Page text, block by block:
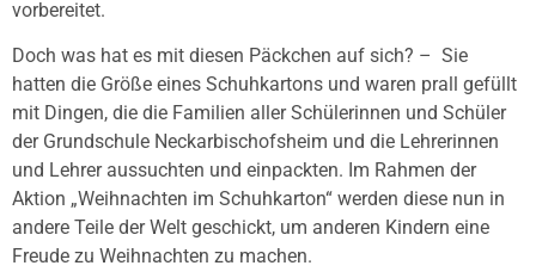
vorbereitet.
Doch was hat es mit diesen Päckchen auf sich? – Sie
hatten die Größe eines Schuhkartons und waren prall gefüllt
mit Dingen, die die Familien aller Schülerinnen und Schüler
der Grundschule Neckarbischofsheim und die Lehrerinnen
und Lehrer aussuchten und einpackten. Im Rahmen der
Aktion „Weihnachten im Schuhkarton“ werden diese nun in
andere Teile der Welt geschickt, um anderen Kindern eine
Freude zu Weihnachten zu machen.